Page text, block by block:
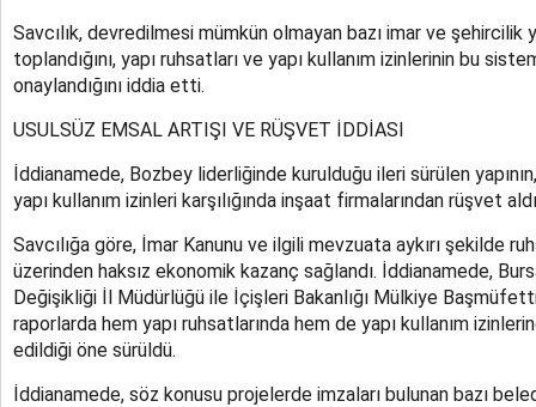
Savcılık, devredilmesi mümkün olmayan bazı imar ve şehircilik
toplandığını, yapı ruhsatları ve yapı kullanım izinlerinin bu
onaylandığını iddia etti.
USULSÜZ EMSAL ARTIŞI VE RÜŞVET İDDİASI
İddianamede, Bozbey liderliğinde kurulduğu ileri sürülen
yapı kullanım izinleri karşılığında inşaat firmalarından rüşvet
Savcılığa göre, İmar Kanunu ve ilgili mevzuata aykırı şekilde
üzerinden haksız ekonomik kazanç sağlandı. İddianamede,
Değişikliği İl Müdürlüğü ile İçişleri Bakanlığı Mülkiye
raporlarda hem yapı ruhsatlarında hem de yapı kullanım
edildiği öne sürüldü.
İddianamede, söz konusu projelerde imzaları bulunan bazı